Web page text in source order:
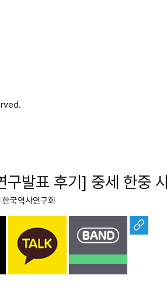
구발표 후기] 중세 한중
한국역사연구회